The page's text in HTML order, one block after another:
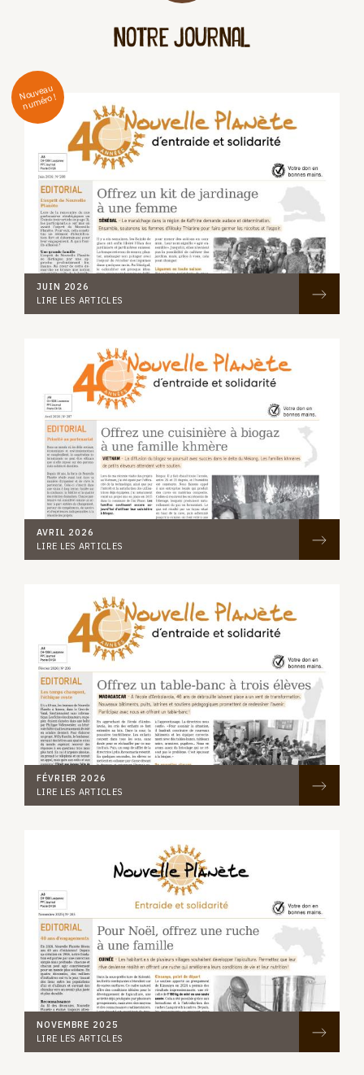
notre journal
JUIN 2026
LIRE LES ARTICLES
AVRIL 2026
LIRE LES ARTICLES
FÉVRIER 2026
LIRE LES ARTICLES
NOVEMBRE 2025
LIRE LES ARTICLES
No
uvea
u
n
u
méro !